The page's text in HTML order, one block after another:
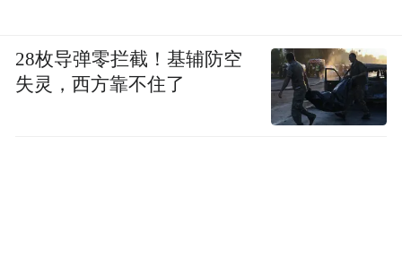
28枚导弹零拦截！基辅防空
失灵，西方靠不住了